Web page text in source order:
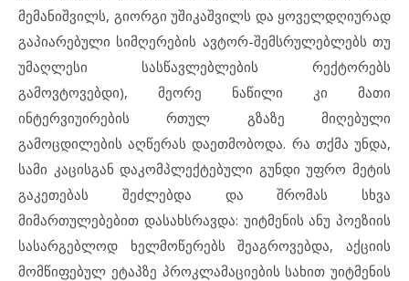
მემანიშვილს, გიორგი უშიკაშვილს და ყოველდღიურად
გაპიარებული სიმღერების ავტორ-შემსრულებლებს თუ
უმაღლესი სასწავლებლების რექტორებს
გამოვტოვებდი), მეორე ნაწილი კი მათი
ინტერვიუირების რთულ გზაზე მიღებული
გამოცდილების აღწერას დაეთმობოდა. რა თქმა უნდა,
სამი კაცისგან დაკომპლექტებული გუნდი უფრო მეტის
გაკეთებას შეძლებდა და შრომას სხვა
მიმართულებებით დასახსრავდა: უიტმენის ანუ პოეზიის
სასარგებლოდ ხელმოწერებს შეაგროვებდა, აქციის
მომწიფებულ ეტაპზე პროკლამაციების სახით უიტმენის